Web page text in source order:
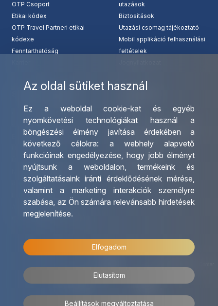
Az oldal sütiket használ
Ez a weboldal cookie-kat és egyéb
nyomkövetési technológiákat használ a
böngészési élmény javítása érdekében a
következő célokra: a webhely alapvető
funkcióinak engedélyezése, hogy jobb élményt
nyújtsunk a weboldalon,termékeink és
szolgáltatásaink iránti érdeklődésének mérése,
valamint a marketing interakciók személyre
szabása, az Ön számára relevánsabb hirdetések
megjelenítése.
Elfogadom
Elutasítom
Beállítások megváltoztatása
OTP Csoport
Etikai kódex
OTP Travel Partneri etikai
kódexe
Fenntarthatóság
utazások
Biztosítások
Utazási csomag tájékoztató
Mobil applikáció felhasználási
feltételek
Csoportos utazások
szervezése
Egyéni utak szervezése
Hajóutak
Üzleti utaztatás
Nemzetközi tanár és
diákigazolványok
Letölthető katalógusunk
Ajándékutalvány
OTP Travel kedvezmények
Irodáink
Utazásszervező partnereink
Viszonteladó Partnereink
Partnereinknek
Utazási kérdőív
Impresszum